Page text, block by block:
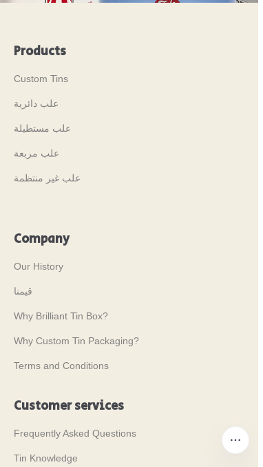
Products
Custom Tins
علب دائرية
علب مستطيلة
علب مربعة
علب غير منتظمة
Company
Our History
قيمنا
Why Brilliant Tin Box?
Why Custom Tin Packaging?
Terms and Conditions
Customer services
Frequently Asked Questions
Tin Knowledge